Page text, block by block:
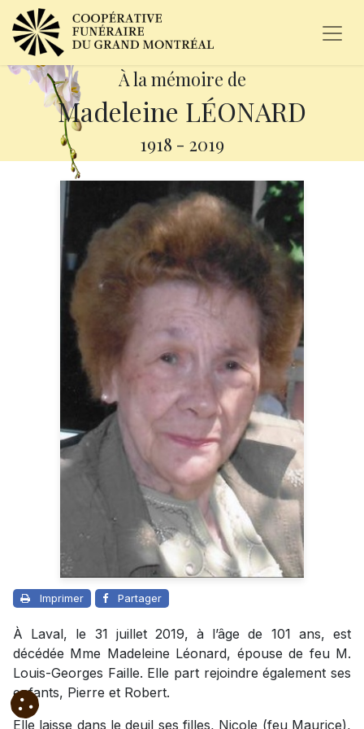
À la mémoire de
Madeleine LÉONARD
1918 - 2019
Imprimer Partager
À Laval, le 31 juillet 2019, à l’âge de 101 ans, est
décédée Mme Madeleine Léonard, épouse de feu M.
Louis-Georges Faille. Elle part rejoindre également ses
enfants, Pierre et Robert.
Elle laisse dans le deuil ses filles, Nicole (feu Maurice),